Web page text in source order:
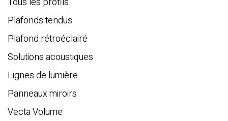
h
e
Plafonds tendus
Plafond rétroéclairé
Solutions acoustiques
Lignes de lumière
Panneaux miroirs
Vecta Volume